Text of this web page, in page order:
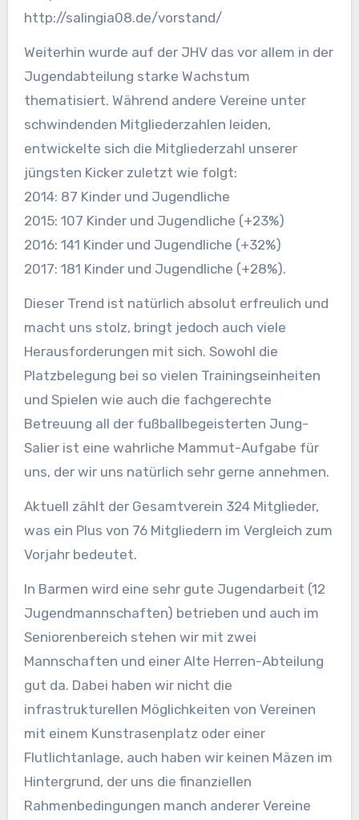
http://salingia08.de/vorstand/
Weiterhin wurde auf der JHV das vor allem in der
Jugendabteilung starke Wachstum
thematisiert. Während andere Vereine unter
schwindenden Mitgliederzahlen leiden,
entwickelte sich die Mitgliederzahl unserer
jüngsten Kicker zuletzt wie folgt:
2014: 87 Kinder und Jugendliche
2015: 107 Kinder und Jugendliche (+23%)
2016: 141 Kinder und Jugendliche (+32%)
2017: 181 Kinder und Jugendliche (+28%).
Dieser Trend ist natürlich absolut erfreulich und
macht uns stolz, bringt jedoch auch viele
Herausforderungen mit sich. Sowohl die
Platzbelegung bei so vielen Trainingseinheiten
und Spielen wie auch die fachgerechte
Betreuung all der fußballbegeisterten Jung-
Salier ist eine wahrliche Mammut-Aufgabe für
uns, der wir uns natürlich sehr gerne annehmen.
Aktuell zählt der Gesamtverein 324 Mitglieder,
was ein Plus von 76 Mitgliedern im Vergleich zum
Vorjahr bedeutet.
In Barmen wird eine sehr gute Jugendarbeit (12
Jugendmannschaften) betrieben und auch im
Seniorenbereich stehen wir mit zwei
Mannschaften und einer Alte Herren-Abteilung
gut da. Dabei haben wir nicht die
infrastrukturellen Möglichkeiten von Vereinen
mit einem Kunstrasenplatz oder einer
Flutlichtanlage, auch haben wir keinen Mäzen im
Hintergrund, der uns die finanziellen
Rahmenbedingungen manch anderer Vereine